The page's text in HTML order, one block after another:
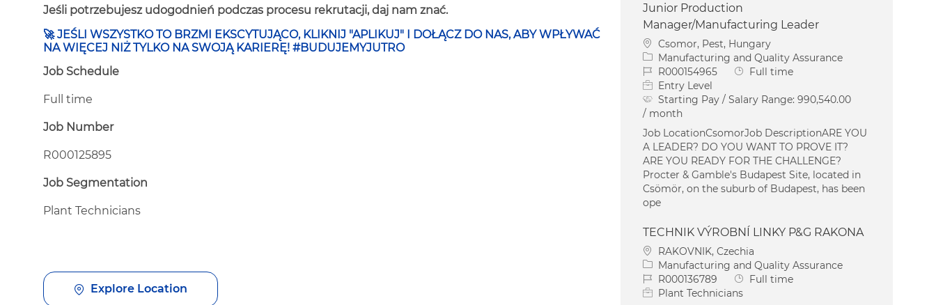
Jeśli potrzebujesz udogodnień podczas procesu rekrutacji, daj nam znać.
🚀 JEŚLI WSZYSTKO TO BRZMI EKSCYTUJĄCO, KLIKNIJ "APLIKUJ" I DOŁĄCZ DO NAS, ABY WPŁYWAĆ
NA WIĘCEJ NIŻ TYLKO NA SWOJĄ KARIERĘ! #BUDUJEMYJUTRO
Job Schedule
Full time
Job Number
R000125895
Job Segmentation
Plant Technicians
Explore Location
Junior Production
Manager/Manufacturing Leader
Location
Csomor, Pest, Hungary
Category
Manufacturing and Quality Assurance
Job IdR000154965 Job Type
Full time
Entry Level
Starting Pay / Salary Range:990,540.00
/ month
Job LocationCsomorJob DescriptionARE YOU
A LEADER? DO YOU WANT TO PROVE IT?
ARE YOU READY FOR THE CHALLENGE?
Procter & Gamble's Budapest Site, located in
Csömör, on the suburb of Budapest, has been
ope
TECHNIK VÝROBNÍ LINKY P&G RAKONA
Location
RAKOVNIK, Czechia
Category
Manufacturing and Quality Assurance
Job IdR000136789 Job Type
Full time
Plant Technicians